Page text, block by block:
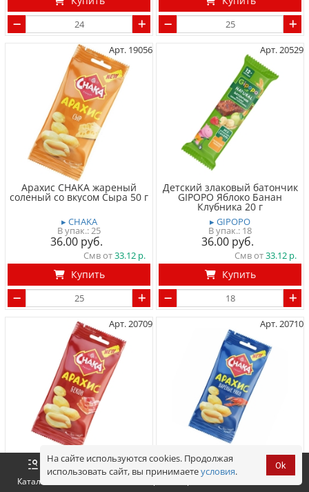
Арт. 19056
Арахис CHAKA жареный
соленый со вкусом Сыра 50 г
▸ CHAKA
25
36.00
Смв от33.12
Купить
Арт. 20529
Детский злаковый батончик
GIPOPO Яблоко Банан
Клубника 20 г
▸ GIPOPO
18
36.00
Смв от33.12
Купить
Арт. 20709
Арахис CHAKA жареный
соленый со вкусом Бекон 50 г
Арт. 20710
Арахис CHAKA жареный
соленый со вкусом вареных
Каталог Корзина
Оформить
На сайте используются cookies. Продолжая
использовать сайт, вы принимаетеусловия. Ok